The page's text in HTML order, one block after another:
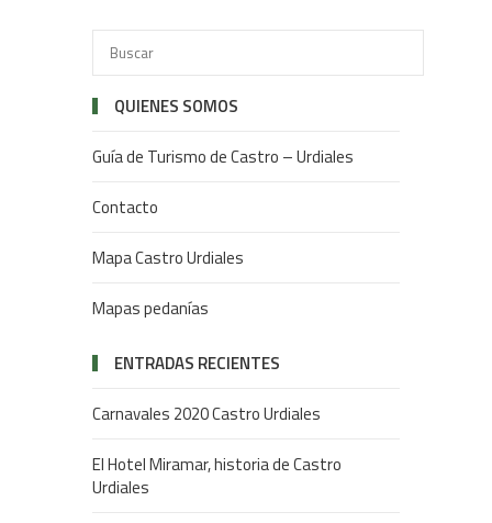
QUIENES SOMOS
Guía de Turismo de Castro – Urdiales
Contacto
Mapa Castro Urdiales
Mapas pedanías
ENTRADAS RECIENTES
Carnavales 2020 Castro Urdiales
El Hotel Miramar, historia de Castro
Urdiales